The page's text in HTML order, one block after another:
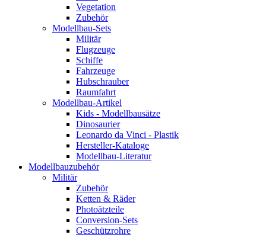
Vegetation
Zubehör
Modellbau-Sets
Militär
Flugzeuge
Schiffe
Fahrzeuge
Hubschrauber
Raumfahrt
Modellbau-Artikel
Kids - Modellbausätze
Dinosaurier
Leonardo da Vinci - Plastik
Hersteller-Kataloge
Modellbau-Literatur
Modellbauzubehör
Militär
Zubehör
Ketten & Räder
Photoätzteile
Conversion-Sets
Geschützrohre